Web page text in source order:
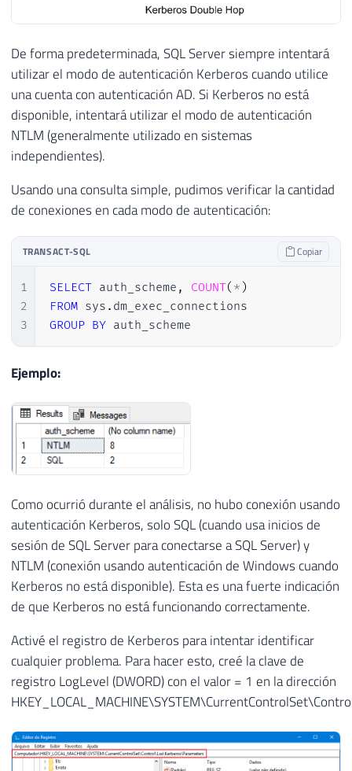
De forma predeterminada, SQL Server siempre intentará
utilizar el modo de autenticación Kerberos cuando utilice
una cuenta con autenticación AD. Si Kerberos no está
disponible, intentará utilizar el modo de autenticación
NTLM (generalmente utilizado en sistemas
independientes).
Usando una consulta simple, pudimos verificar la cantidad
de conexiones en cada modo de autenticación:
TRANSACT-SQL Copiar
1
2
3
SELECT auth_scheme , COUNT( * )
FROM sys .
GROUP BY auth_scheme
Ejemplo:
Como ocurrió durante el análisis, no hubo conexión usando
autenticación Kerberos, solo SQL (cuando usa inicios de
sesión de SQL Server para conectarse a SQL Server) y
NTLM (conexión usando autenticación de Windows cuando
Kerberos no está disponible). Esta es una fuerte indicación
de que Kerberos no está funcionando correctamente.
Activé el registro de Kerberos para intentar identificar
cualquier problema. Para hacer esto, creé la clave de
registro LogLevel (DWORD) con el valor = 1 en la dirección